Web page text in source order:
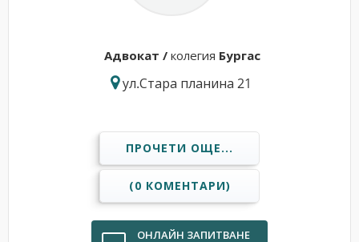
Адвокат / колегия Бургас
ул.Стара планина 21
ПРОЧЕТИ ОЩЕ...
(0 КОМЕНТАРИ)
ОНЛАЙН ЗАПИТВАНЕ